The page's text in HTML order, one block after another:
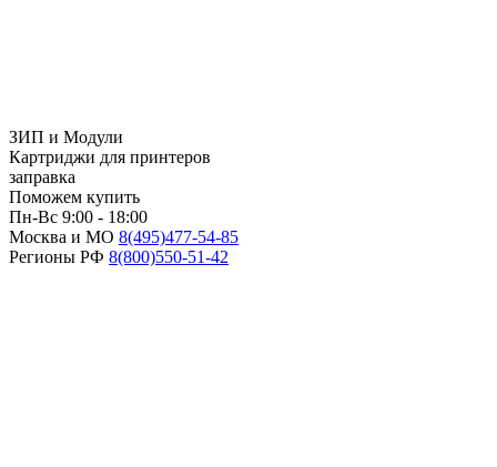
ЗИП и Модули
Картриджи для принтеров
заправка
Поможем купить
Пн-Вс 9:00 - 18:00
Москва и МО 8(495)477-54-85
Регионы РФ 8(800)550-51-42